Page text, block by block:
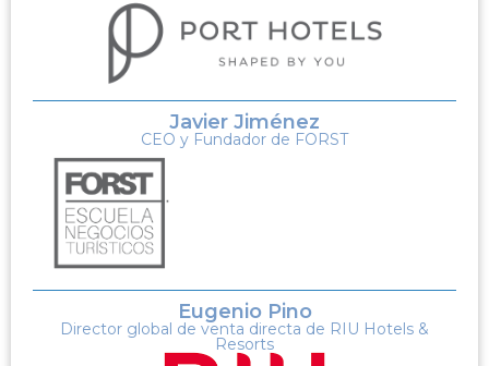
Javier Jiménez
CEO y Fundador de FORST
Eugenio Pino
Director global de venta directa de RIU Hotels &
Resorts